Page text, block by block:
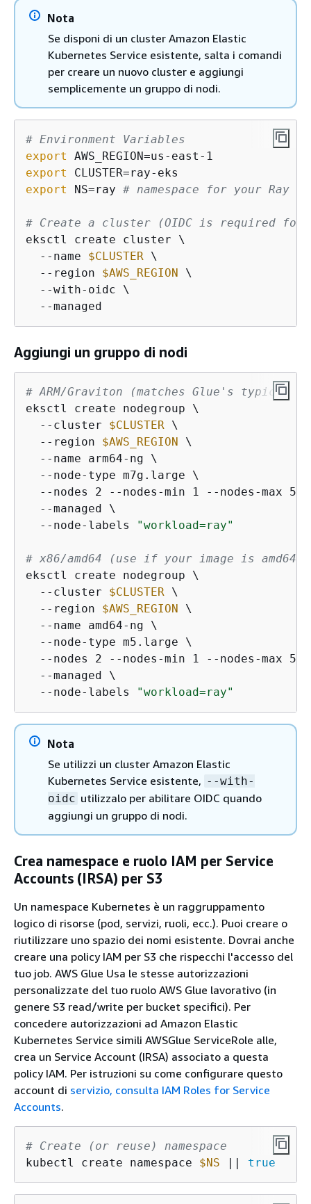
Nota
Se disponi di un cluster Amazon Elastic
Kubernetes Service esistente, salta i comandi
per creare un nuovo cluster e aggiungi
semplicemente un gruppo di nodi.
# Environment Variables
export
export
export
NS=ray # namespace for your Ray
# Create a cluster (OIDC is required for
eksctl create cluster \
  --name
$CLUSTER \
  --region
$AWS_REGION \
  --with-oidc \
  --managed
Aggiungi un gruppo di nodi
# ARM/Graviton (matches Glue's typical
eksctl create nodegroup \
  --cluster
$CLUSTER \
  --region
$AWS_REGION \
  --name arm64-ng \
  --node-type m7g.large \
  --nodes 2 --nodes-min 1 --nodes-max 5 \
  --managed \
  --node-labels
"workload=ray"
# x86/amd64 (use if your image is amd64-
eksctl create nodegroup \
  --cluster
$CLUSTER \
  --region
$AWS_REGION \
  --name amd64-ng \
  --node-type m5.large \
  --nodes 2 --nodes-min 1 --nodes-max 5 \
  --managed \
  --node-labels
"workload=ray"
Nota
Se utilizzi un cluster Amazon Elastic
Kubernetes Service esistente, --with-
oidc utilizzalo per abilitare OIDC quando
aggiungi un gruppo di nodi.
Crea namespace e ruolo IAM per Service
Accounts (IRSA) per S3
Un namespace Kubernetes è un raggruppamento
logico di risorse (pod, servizi, ruoli, ecc.). Puoi creare o
riutilizzare uno spazio dei nomi esistente. Dovrai anche
creare una policy IAM per S3 che rispecchi l'accesso del
tuo job. AWS Glue Usa le stesse autorizzazioni
personalizzate del tuo ruolo AWS Glue lavorativo (in
genere S3 read/write per bucket specifici). Per
concedere autorizzazioni ad Amazon Elastic
Kubernetes Service simili AWSGlue ServiceRole alle,
crea un Service Account (IRSA) associato a questa
policy IAM. Per istruzioni su come configurare questo
account di servizio, consulta IAM Roles for Service
Accounts.
# Create (or reuse) namespace
kubectl create namespace $NS || true